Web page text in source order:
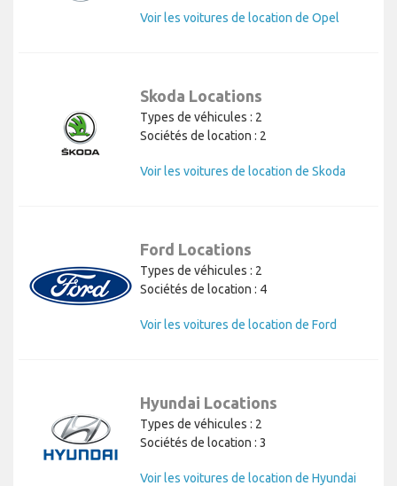
Voir les voitures de location de Opel
Skoda Locations
Types de véhicules : 2
Sociétés de location : 2
Voir les voitures de location de Skoda
Ford Locations
Types de véhicules : 2
Sociétés de location : 4
Voir les voitures de location de Ford
Hyundai Locations
Types de véhicules : 2
Sociétés de location : 3
Voir les voitures de location de Hyundai